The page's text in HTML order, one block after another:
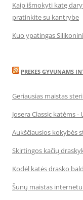
Kaip išmokyti katę
pratinkite su kantrybe
Kuo ypatingas
PREKES GYVUNAMS
Geriausias maistas
Josera Classic katėms
Aukščiausios kokybės
Skirtingos kačių
Kodėl katės drasko
Šunų maistas